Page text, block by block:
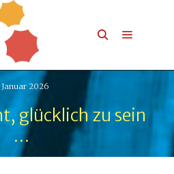
Januar 2026
glücklich zu sein
…